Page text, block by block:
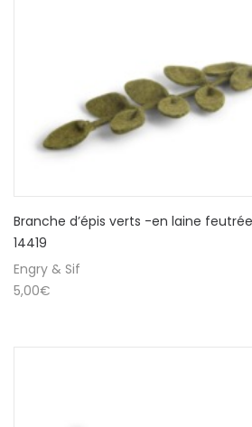
Branche d’épis verts -en laine
14419
Engry & Sif
5,00€